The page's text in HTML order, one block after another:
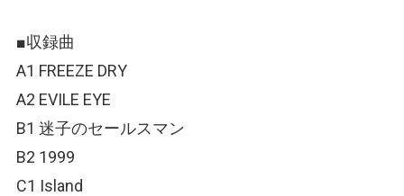
■収録曲
A1 FREEZE DRY
A2 EVILE EYE
B1 迷子のセールスマン
B2 1999
C1 Island